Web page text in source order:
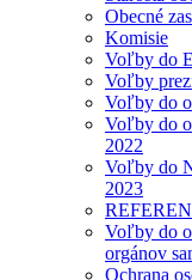
Obecné
Komisie
Voľby do
Voľby
Voľby do
Voľby do
2022
Voľby do
2023
Voľby do
orgánov
Ochrana